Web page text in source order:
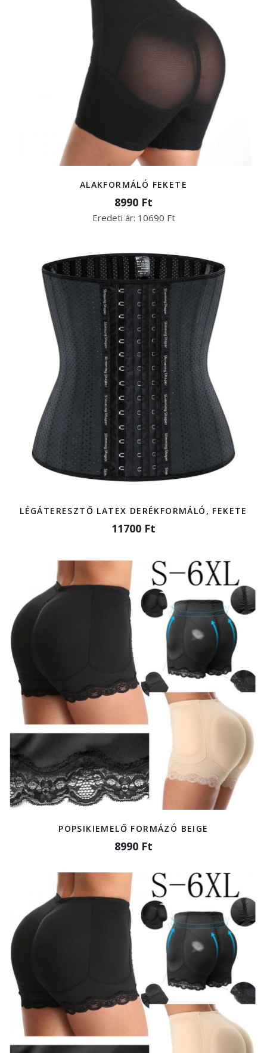
ALAKFORMÁLÓ FEKETE
8990 Ft
Eredeti ár: 10690 Ft
LÉGÁTERESZTŐ LATEX DERÉKFORMÁLÓ, FEKETE
11700 Ft
POPSIKIEMELŐ FORMÁZÓ BEIGE
8990 Ft